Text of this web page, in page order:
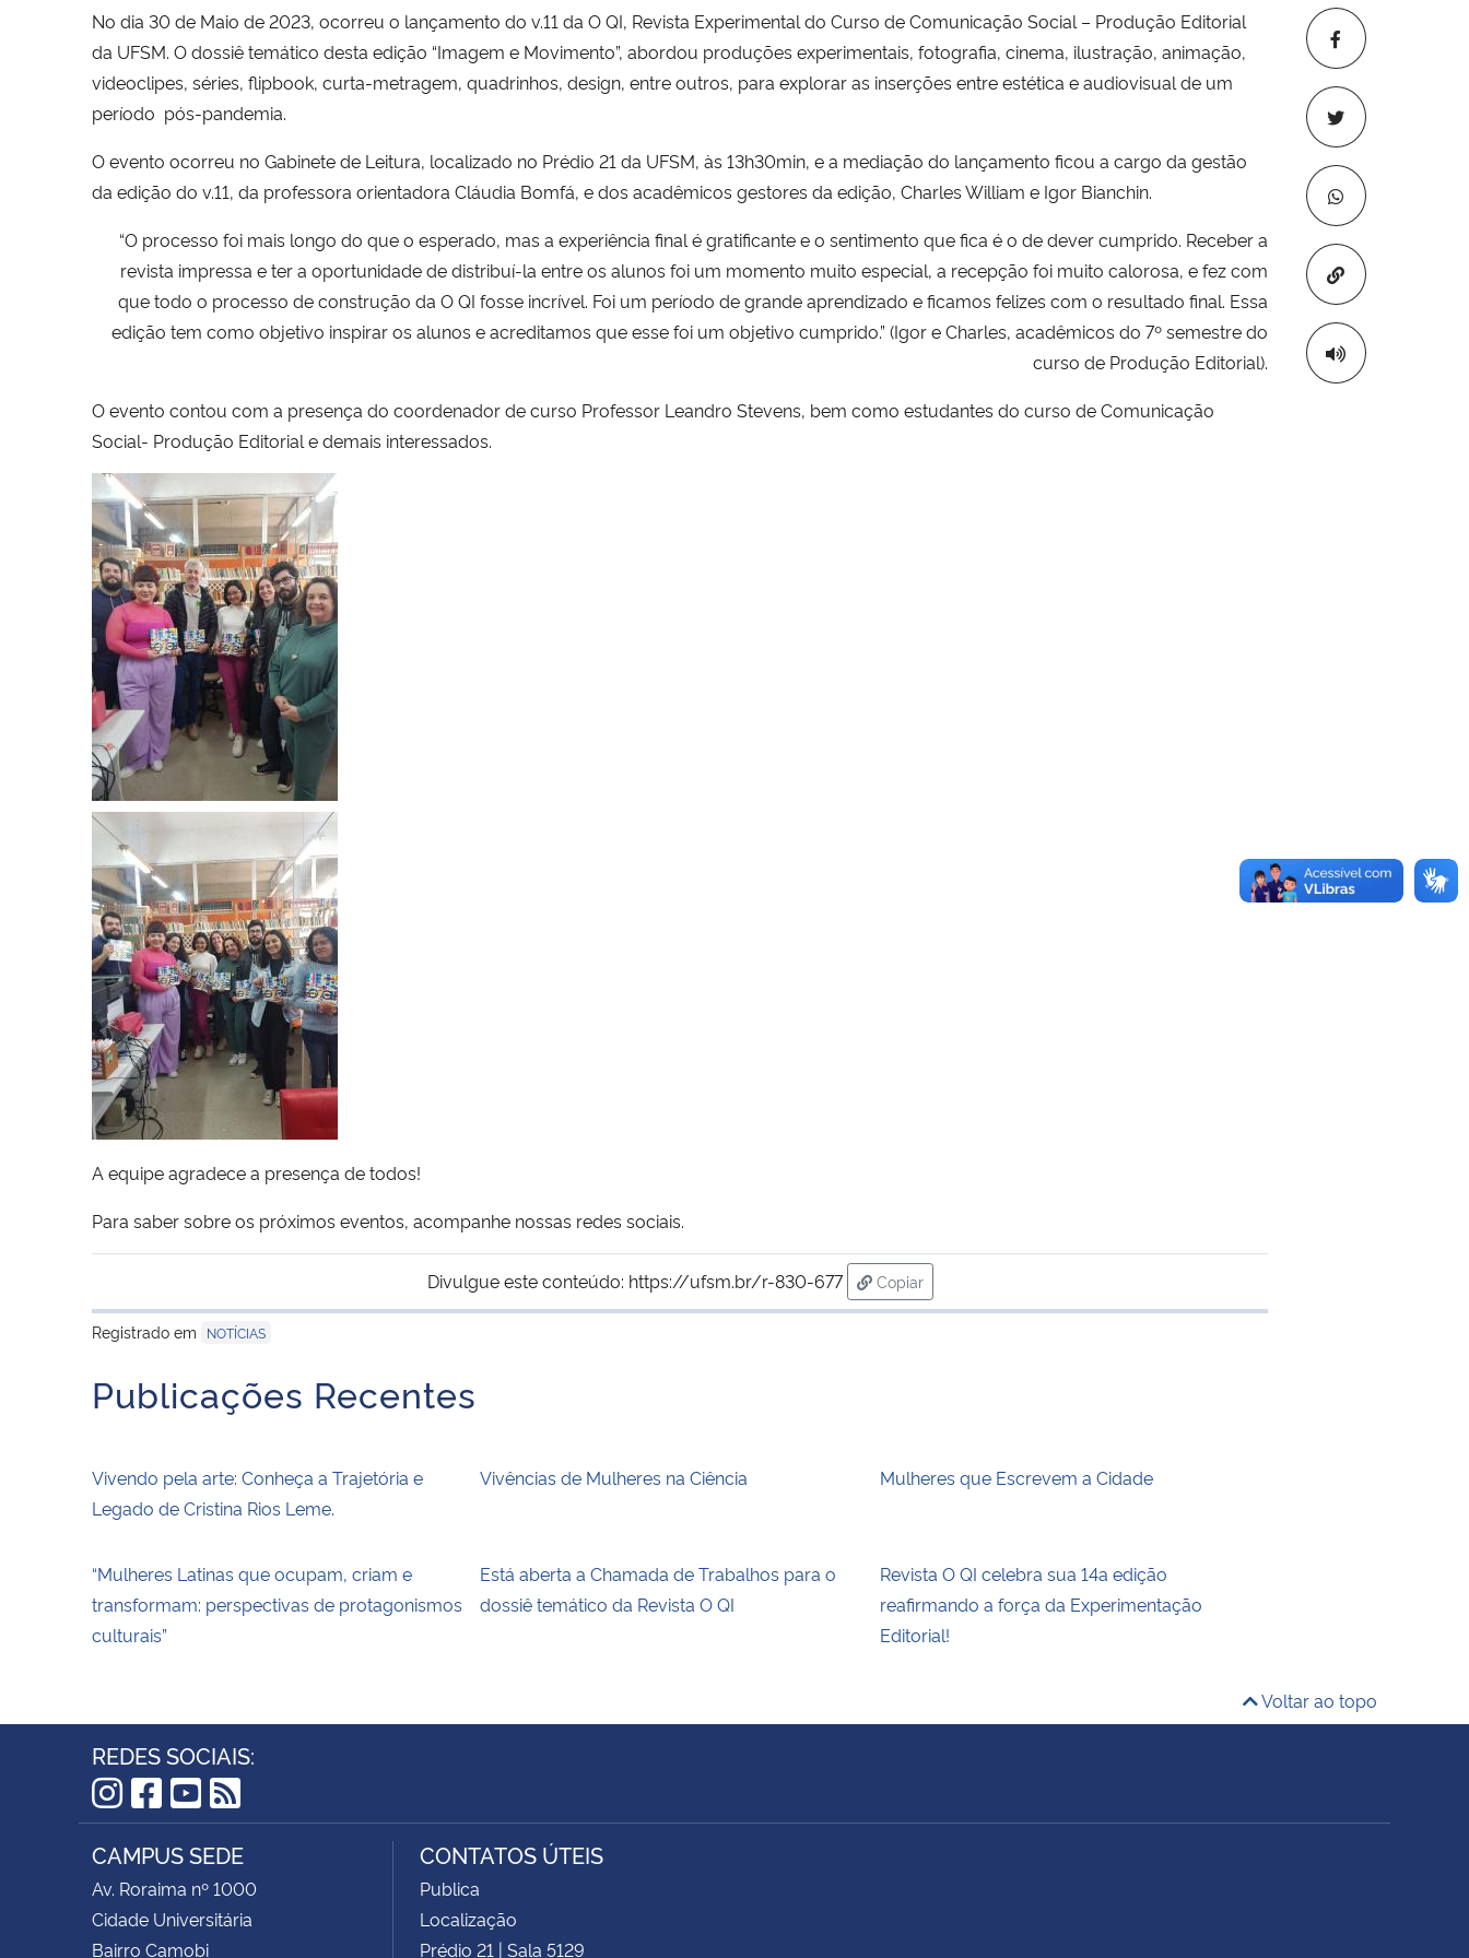
Copiar para
No dia 30 de Maio de 2023, ocorreu o lançamento do v.11 da O QI, Revista Experimental do Curso de Comunicação Social – Produção Editorial
da UFSM. O dossiê temático desta edição “Imagem e Movimento”, abordou produções experimentais, fotografia, cinema, ilustração, animação,
videoclipes, séries, flipbook, curta-metragem, quadrinhos, design, entre outros, para explorar as inserções entre estética e audiovisual de um
período pós-pandemia.
O evento ocorreu no Gabinete de Leitura, localizado no Prédio 21 da UFSM, às 13h30min, e a mediação do lançamento ficou a cargo da gestão
da edição do v.11, da professora orientadora Cláudia Bomfá, e dos acadêmicos gestores da edição, Charles William e Igor Bianchin.
“O processo foi mais longo do que o esperado, mas a experiência final é gratificante e o sentimento que fica é o de dever cumprido. Receber a
revista impressa e ter a oportunidade de distribuí-la entre os alunos foi um momento muito especial, a recepção foi muito calorosa, e fez com
que todo o processo de construção da O QI fosse incrível. Foi um período de grande aprendizado e ficamos felizes com o resultado final. Essa
edição tem como objetivo inspirar os alunos e acreditamos que esse foi um objetivo cumprido.” (Igor e Charles, acadêmicos do 7º semestre do
curso de Produção Editorial).
O evento contou com a presença do coordenador de curso Professor Leandro Stevens, bem como estudantes do curso de Comunicação
Social- Produção Editorial e demais interessados.
A equipe agradece a presença de todos!
Para saber sobre os próximos eventos, acompanhe nossas redes sociais.
Divulgue este conteúdo: https://ufsm.br/r-830-677
Copiar
para área de transferência
Registrado em
NOTÍCIAS
Publicações Recentes
Vivendo pela arte: Conheça a Trajetória e
Legado de Cristina Rios Leme.
Vivências de Mulheres na Ciência Mulheres que Escrevem a Cidade
“Mulheres Latinas que ocupam, criam e
transformam: perspectivas de protagonismos
culturais”
Está aberta a Chamada de Trabalhos para o
dossiê temático da Revista O QI
Revista O QI celebra sua 14a edição
reafirmando a força da Experimentação
Editorial!
Voltar ao topo
REDES SOCIAIS:
Instagram
Facebook
YouTube
RSS
CAMPUS SEDE
Av. Roraima nº 1000
Cidade Universitária
Bairro Camobi
CONTATOS ÚTEIS
Publica
Localização
Prédio 21 | Sala 5129